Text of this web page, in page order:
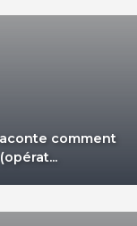
comment